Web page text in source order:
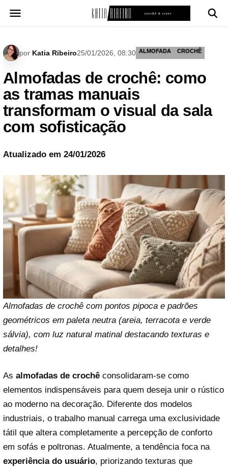
para
por Katia Ribeiro25/01/2026, 08:30 ALMOFADA CROCHÊ
Almofadas de crochê: como
as tramas manuais
transformam o visual da sala
com sofisticação
Atualizado em 24/01/2026
Almofadas de crochê com pontos pipoca e padrões
geométricos em paleta neutra (areia, terracota e verde
sálvia), com luz natural matinal destacando texturas e
detalhes!
As almofadas de crochê consolidaram-se como
elementos indispensáveis para quem deseja unir o rústico
ao moderno na decoração. Diferente dos modelos
industriais, o trabalho manual carrega uma exclusividade
tátil que altera completamente a percepção de conforto
em sofás e poltronas. Atualmente, a tendência foca na
experiência do usuário, priorizando texturas que